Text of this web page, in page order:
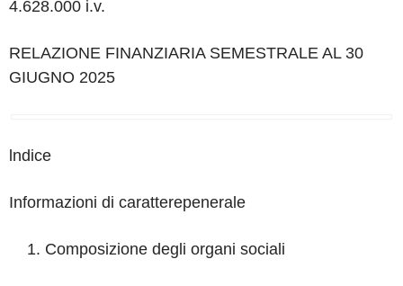
4.628.000 i.v.
RELAZIONE FINANZIARIA SEMESTRALE AL 30
GIUGNO 2025
lndice
Informazioni di caratterepenerale
Composizione degli organi sociali